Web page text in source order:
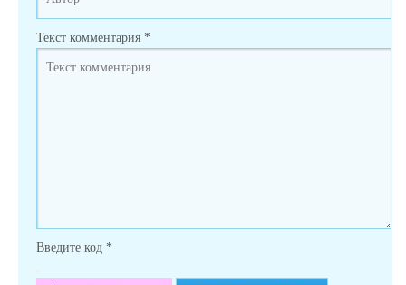
Текст комментария *
Введите код *